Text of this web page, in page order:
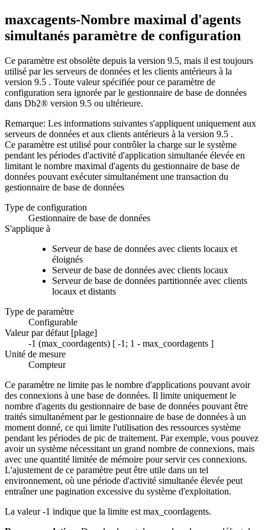
maxcagents-Nombre maximal d'agents
simultanés paramètre de configuration
Ce paramètre est obsolète depuis la version 9.5, mais il est toujours
utilisé par les serveurs de données et les clients antérieurs à la
version 9.5 . Toute valeur spécifiée pour ce paramètre de
configuration sera ignorée par le gestionnaire de base de données
dans Db2® version 9.5 ou ultérieure.
Remarque: Les informations suivantes s'appliquent uniquement aux
serveurs de données et aux clients antérieurs à la version 9.5 .
Ce paramètre est utilisé pour contrôler la charge sur le système
pendant les périodes d'activité d'application simultanée élevée en
limitant le nombre maximal d'agents du gestionnaire de base de
données pouvant exécuter simultanément une transaction du
gestionnaire de base de données
Type de configuration
Gestionnaire de base de données
S'applique à
Serveur de base de données avec clients locaux et
éloignés
Serveur de base de données avec clients locaux
Serveur de base de données partitionnée avec clients
locaux et distants
Type de paramètre
Configurable
Valeur par défaut [plage]
-1 (max_coordagents) [ -1 ; 1 - max_coordagents ]
Unité de mesure
Compteur
Ce paramètre ne limite pas le nombre d'applications pouvant avoir
des connexions à une base de données. Il limite uniquement le
nombre d'agents du gestionnaire de base de données pouvant être
traités simultanément par le gestionnaire de base de données à un
moment donné, ce qui limite l'utilisation des ressources système
pendant les périodes de pic de traitement. Par exemple, vous pouvez
avoir un système nécessitant un grand nombre de connexions, mais
avec une quantité limitée de mémoire pour servir ces connexions.
L'ajustement de ce paramètre peut être utile dans un tel
environnement, où une période d'activité simultanée élevée peut
entraîner une pagination excessive du système d'exploitation.
La valeur-1 indique que la limite est max_coordagents.